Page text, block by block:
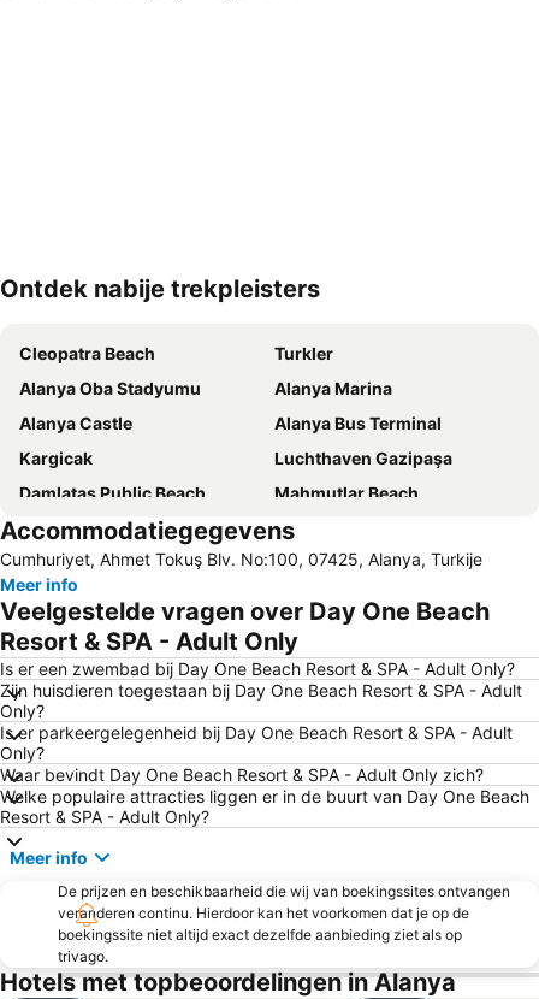
Kaart uitvouwen
Ontdek nabije trekpleisters
Cleopatra Beach
Turkler
Alanya Oba Stadyumu
Alanya Marina
Alanya Castle
Alanya Bus Terminal
Kargicak
Luchthaven Gazipaşa
Damlatas Public Beach
Mahmutlar Beach
Damlatas Aqua Center
Dim River
Statue of Ataturk
Alanya Bazaar
Damlatas Cave
Sealanya Dolphin Park
Shipyard
Summer Garden
Alarahan
Keykubat Beach
Alanya Triatlon
Dim Cave
Accommodatiegegevens
Cumhuriyet, Ahmet Tokuş Blv. No:100, 07425, Alanya, Turkije
Meer info
Veelgestelde vragen over Day One Beach
Resort & SPA - Adult Only
Is er een zwembad bij Day One Beach Resort & SPA - Adult Only?
Zijn huisdieren toegestaan bij Day One Beach Resort & SPA - Adult
Only?
Is er parkeergelegenheid bij Day One Beach Resort & SPA - Adult
Only?
Waar bevindt Day One Beach Resort & SPA - Adult Only zich?
Welke populaire attracties liggen er in de buurt van Day One Beach
Resort & SPA - Adult Only?
Meer info
De prijzen en beschikbaarheid die wij van boekingssites ontvangen
veranderen continu. Hierdoor kan het voorkomen dat je op de
boekingssite niet altijd exact dezelfde aanbieding ziet als op
trivago.
Hotels met topbeoordelingen in Alanya